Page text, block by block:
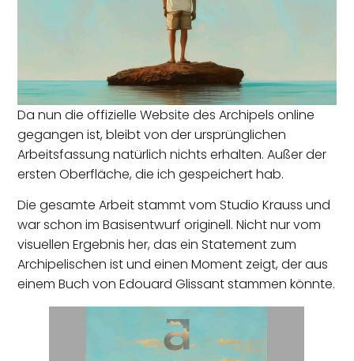
Da nun die offizielle Website des Archipels online
gegangen ist, bleibt von der ursprünglichen
Arbeitsfassung natürlich nichts erhalten. Außer der
ersten Oberfläche, die ich gespeichert hab.
Die gesamte Arbeit stammt vom Studio Krauss und
war schon im Basisentwurf originell. Nicht nur vom
visuellen Ergebnis her, das ein Statement zum
Archipelischen ist und einen Moment zeigt, der aus
einem Buch von Edouard Glissant stammen könnte.